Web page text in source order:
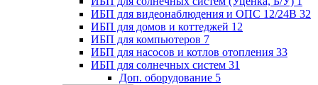
ИБП для видеонаблюдения и ОПС 12/24В 32
ИБП для домов и коттеджей 12
ИБП для компьютеров 7
ИБП для насосов и котлов отопления 33
ИБП для солнечных систем 31
Доп. оборудование 5